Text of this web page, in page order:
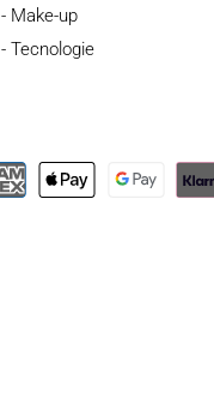
- Make-up
- Tecnologie